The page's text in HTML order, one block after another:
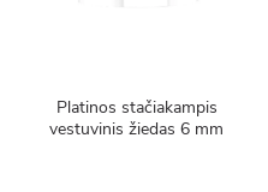
Platinos stačiakampis
vestuvinis žiedas 6 mm